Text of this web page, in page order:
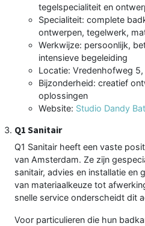
tegelspecialiteit en
Specialiteit: complete
ontwerpen, tegelwerk,
Werkwijze: persoonlijk,
intensieve begeleiding
Locatie: Vredenhofweg
Bijzonderheid: creatief
oplossingen
Website: Studio Dandy
Q1 Sanitair
Q1 Sanitair heeft een vaste
van Amsterdam. Ze zijn
sanitair, advies en installatie en
van materiaalkeuze tot
snelle service onderscheidt dit
Voor particulieren die hun